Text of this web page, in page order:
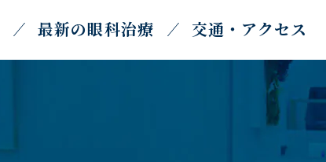
最新の眼科治療 交通・アクセス